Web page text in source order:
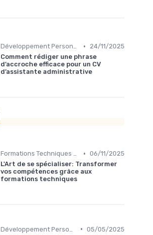
Développement Personnel et Soft Skills •
24/11/2025
Comment rédiger une phrase
d’accroche efficace pour un CV
d’assistante administrative
Formations Techniques et Spécialisées • 06/11/2025
L'Art de se spécialiser: Transformer
vos compétences grâce aux
formations techniques
• 05/05/2025